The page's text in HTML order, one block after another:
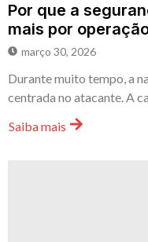
Por que a
mais por
março 30, 2026
Durante muito tempo, a
centrada no atacante. A
Saiba mais